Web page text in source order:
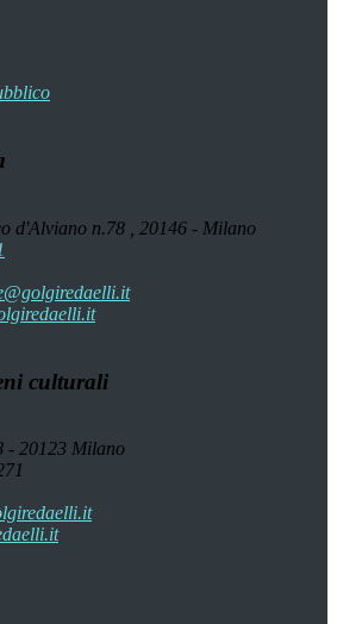
d'Alviano n.78 , 20146 - Milano
culturali
- 20123 Milano